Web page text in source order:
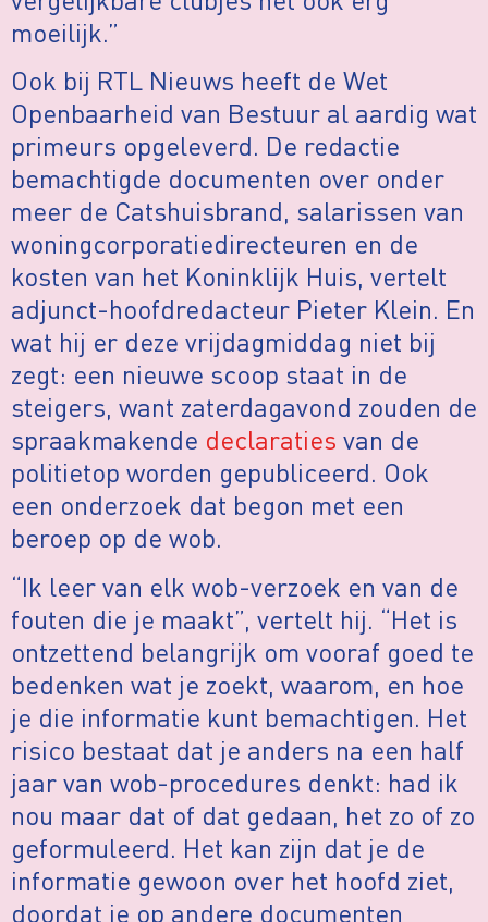
moeilijk.”
Ook bij RTL Nieuws heeft de Wet
Openbaarheid van Bestuur al aardig wat
primeurs opgeleverd. De redactie
bemachtigde documenten over onder
meer de Catshuisbrand, salarissen van
woningcorporatiedirecteuren en de
kosten van het Koninklijk Huis, vertelt
adjunct-hoofdredacteur Pieter Klein. En
wat hij er deze vrijdagmiddag niet bij
zegt: een nieuwe scoop staat in de
steigers, want zaterdagavond zouden de
spraakmakende declaraties van de
politietop worden gepubliceerd. Ook
een onderzoek dat begon met een
beroep op de wob.
“Ik leer van elk wob-verzoek en van de
fouten die je maakt”, vertelt hij. “Het is
ontzettend belangrijk om vooraf goed te
bedenken wat je zoekt, waarom, en hoe
je die informatie kunt bemachtigen. Het
risico bestaat dat je anders na een half
jaar van wob-procedures denkt: had ik
nou maar dat of dat gedaan, het zo of zo
geformuleerd. Het kan zijn dat je de
informatie gewoon over het hoofd ziet,
doordat je op andere documenten